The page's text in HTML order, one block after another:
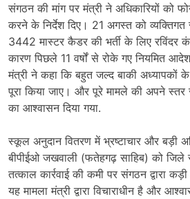
संगठन की मांग पर मंत्री ने अधिकारियों को
करने के निर्देश दिए। 21 अगस्त को व्यक्तिगत
3442 मास्टर कैडर की भर्ती के लिए रविंदर
कारण पिछले 11 वर्षों से रोके गए नियमित
मंत्री ने कहा कि बहुत जल्द बाकी अध्यापकों
पूरा किया जाए। और पूरे मामले की अपने स्तर
का आश्वासन दिया गया.
स्कूल अनुदान वितरण में भ्रष्टाचार और बड़ी
बीपीईओ जखवाली (फतेहगढ़ साहिब) को जिले
तत्काल कार्रवाई की कमी पर संगठन द्वारा
यह मामला मंत्री द्वारा विचाराधीन है और